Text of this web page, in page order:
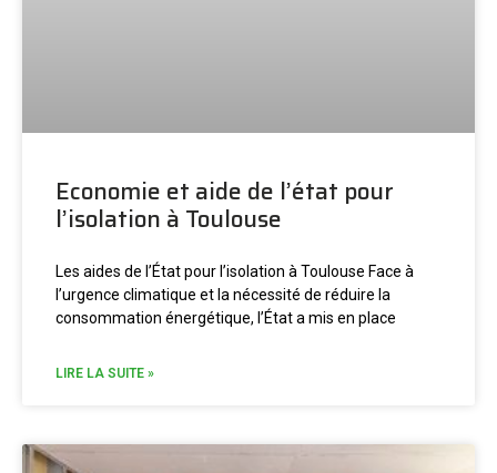
Economie et aide de l’état pour
l’isolation à Toulouse
Les aides de l’État pour l’isolation à Toulouse Face à
l’urgence climatique et la nécessité de réduire la
consommation énergétique, l’État a mis en place
LIRE LA SUITE »